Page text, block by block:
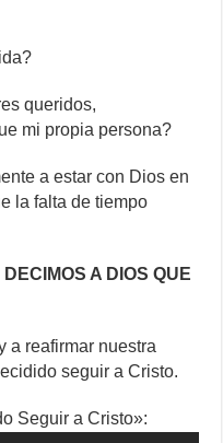
queridos,
mi propia persona?
a estar con Dios en
la falta de tiempo
A DIOS QUE
a reafirmar nuestra
seguir a Cristo.
Seguir a Cristo»: